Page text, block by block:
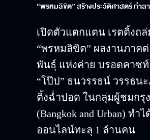
“พรหมลิขิต” สร้างประวัติศาสตร์ ทำ
เปิดตัวแตกแตน เรตติ้งถ
“พรหมลิขิต” ผลงานภาค
พันธุ์ แห่งค่าย บรอดคาซ
“โป๊ป” ธนวรรธน์ วรรธน
ติ้งฉ่ำปอด ในกลุ่มผู้ชมกรุ
(Bangkok and Urban) ท
ออนไลน์ทะลุ 1 ล้านคน